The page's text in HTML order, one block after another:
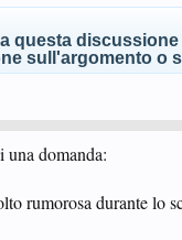
questa
sull'argomento o
una domanda:
rumorosa durante lo